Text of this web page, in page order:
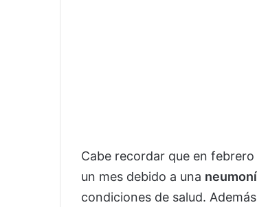
Cabe recordar que en
un mes debido a una
condiciones de salud.